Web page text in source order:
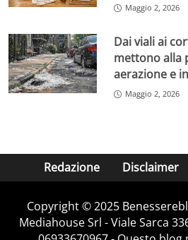
Maggio 2, 2026
Dai viali ai
mettono alla
aerazione e
Maggio 2, 2026
Redazione Disclaimer
Copyright © 2025
Mediahouse Srl - Viale Sarca